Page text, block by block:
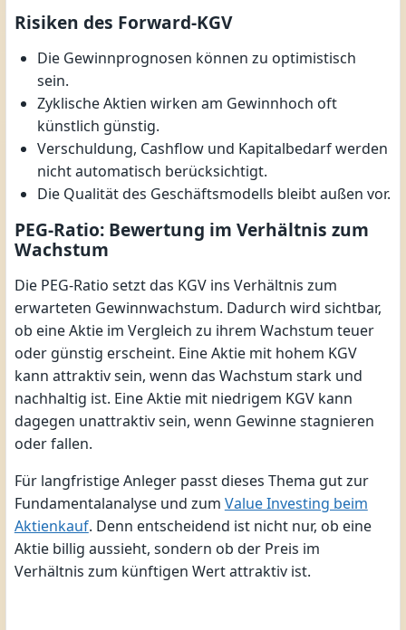
Risiken des Forward-KGV
Die Gewinnprognosen können zu optimistisch
sein.
Zyklische Aktien wirken am Gewinnhoch oft
künstlich günstig.
Verschuldung, Cashflow und Kapitalbedarf werden
nicht automatisch berücksichtigt.
Die Qualität des Geschäftsmodells bleibt außen vor.
PEG-Ratio: Bewertung im Verhältnis zum
Wachstum
Die PEG-Ratio setzt das KGV ins Verhältnis zum
erwarteten Gewinnwachstum. Dadurch wird sichtbar,
ob eine Aktie im Vergleich zu ihrem Wachstum teuer
oder günstig erscheint. Eine Aktie mit hohem KGV
kann attraktiv sein, wenn das Wachstum stark und
nachhaltig ist. Eine Aktie mit niedrigem KGV kann
dagegen unattraktiv sein, wenn Gewinne stagnieren
oder fallen.
Für langfristige Anleger passt dieses Thema gut zur
Fundamentalanalyse und zum Value Investing beim
Aktienkauf. Denn entscheidend ist nicht nur, ob eine
Aktie billig aussieht, sondern ob der Preis im
Verhältnis zum künftigen Wert attraktiv ist.